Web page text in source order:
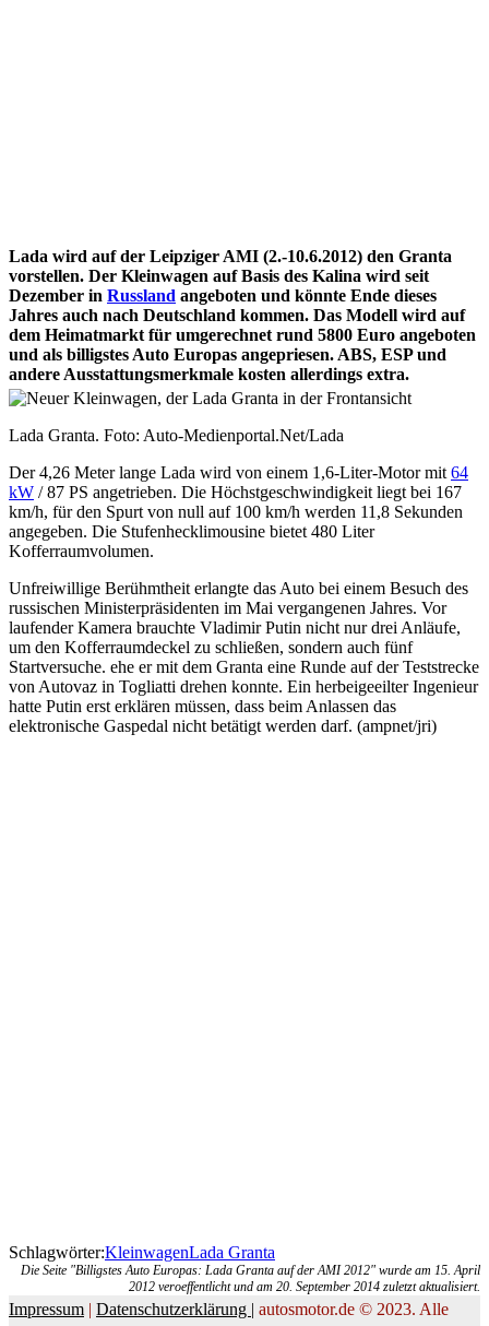
Lada wird auf der Leipziger AMI (2.-10.6.2012) den Granta
vorstellen. Der Kleinwagen auf Basis des Kalina wird seit
Dezember in Russland angeboten und könnte Ende dieses
Jahres auch nach Deutschland kommen. Das Modell wird auf
dem Heimatmarkt für umgerechnet rund 5800 Euro angeboten
und als billigstes Auto Europas angepriesen. ABS, ESP und
andere Ausstattungsmerkmale kosten allerdings extra.
Lada Granta. Foto: Auto-Medienportal.Net/Lada
Der 4,26 Meter lange Lada wird von einem 1,6-Liter-Motor mit 64
kW / 87 PS angetrieben. Die Höchstgeschwindigkeit liegt bei 167
km/h, für den Spurt von null auf 100 km/h werden 11,8 Sekunden
angegeben. Die Stufenhecklimousine bietet 480 Liter
Kofferraumvolumen.
Unfreiwillige Berühmtheit erlangte das Auto bei einem Besuch des
russischen Ministerpräsidenten im Mai vergangenen Jahres. Vor
laufender Kamera brauchte Vladimir Putin nicht nur drei Anläufe,
um den Kofferraumdeckel zu schließen, sondern auch fünf
Startversuche. ehe er mit dem Granta eine Runde auf der Teststrecke
von Autovaz in Togliatti drehen konnte. Ein herbeigeeilter Ingenieur
hatte Putin erst erklären müssen, dass beim Anlassen das
elektronische Gaspedal nicht betätigt werden darf. (ampnet/jri)
Schlagwörter:KleinwagenLada Granta
Die Seite "Billigstes Auto Europas: Lada Granta auf der AMI 2012" wurde am 15. April
2012 veroeffentlicht und am 20. September 2014 zuletzt aktualisiert.
Impressum | Datenschutzerklärung | autosmotor.de © 2023. Alle